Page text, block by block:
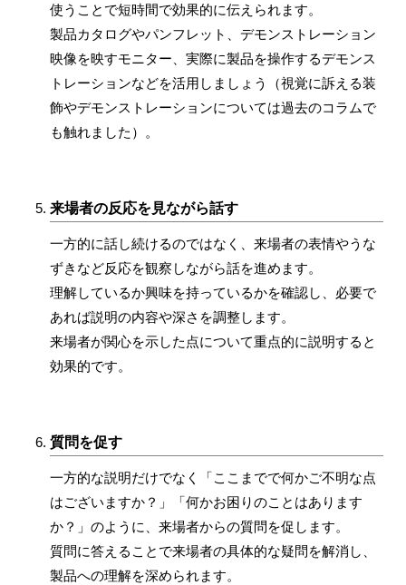
使うことで短時間で効果的に伝えられます。
製品カタログやパンフレット、デモンストレーション
映像を映すモニター、実際に製品を操作するデモンス
トレーションなどを活用しましょう（視覚に訴える装
飾やデモンストレーションについては過去のコラムで
も触れました）。
来場者の反応を見ながら話す
一方的に話し続けるのではなく、来場者の表情やうな
ずきなど反応を観察しながら話を進めます。
理解しているか興味を持っているかを確認し、必要で
あれば説明の内容や深さを調整します。
来場者が関心を示した点について重点的に説明すると
効果的です。
質問を促す
一方的な説明だけでなく「ここまでで何かご不明な点
はございますか？」「何かお困りのことはあります
か？」のように、来場者からの質問を促します。
質問に答えることで来場者の具体的な疑問を解消し、
製品への理解を深められます。